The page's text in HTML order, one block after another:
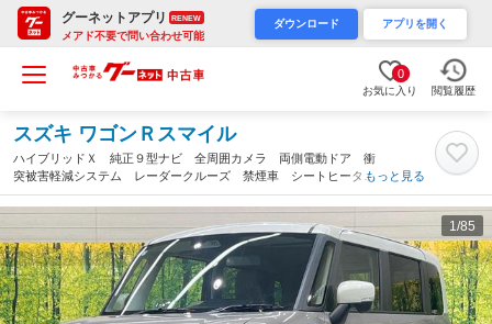
グーネットアプリ RENEW
メアド不要で問い合わせ可能
ダウンロード アプリを開く
0
お気に入り 閲覧履歴
スズキ ワゴンＲスマイル
ハイブリッドＸ 純正９型ナビ 全周囲カメラ 両側電動ドア 衝
突被害軽減システム レーダークルーズ 禁煙車 シートヒータ
ー ドラレコ コーナーセンサー スマートキー ＬＥＤヘッド
車線逸脱警報（愛知県）
もっと見る
1 /85